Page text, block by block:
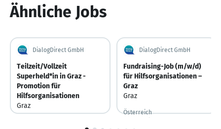
Ähnliche Jobs
DialogDirect GmbH
Teilzeit/Vollzeit
Superheld*in in Graz -
Promotion für
Hilfsorganisationen
Graz
DialogDirect GmbH
Fundraising-Job (m/w/d)
für Hilfsorganisationen –
Graz
Graz
Österreich